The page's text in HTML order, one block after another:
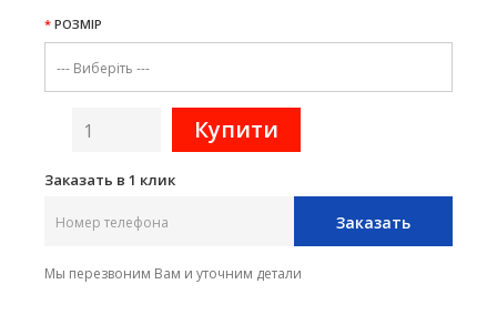
РОЗМІР
Заказать в 1 клик
Заказать
Мы перезвоним Вам и уточним детали